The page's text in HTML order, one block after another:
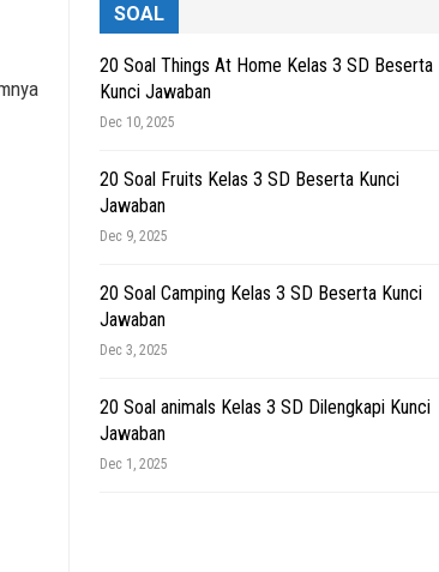
SOAL
20 Soal Things At Home Kelas 3 SD Beserta
Kunci Jawaban
Dec 10, 2025
20 Soal Fruits Kelas 3 SD Beserta Kunci
Jawaban
Dec 9, 2025
20 Soal Camping Kelas 3 SD Beserta Kunci
Jawaban
Dec 3, 2025
20 Soal animals Kelas 3 SD Dilengkapi Kunci
Jawaban
Dec 1, 2025